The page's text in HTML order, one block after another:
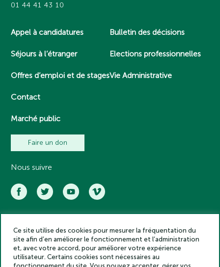
01 44 41 43 10
Appel à candidatures
Séjours à l’étranger
Offres d’emploi et de stages
Contact
Marché public
Bulletin des décisions
Elections professionnelles
Vie Administrative
Faire un don
Nous suivre
Académie des inscriptions et belles lettres – Tous droits réservés
2025
Politique de confidentialité
Mentions légales
Ce site utilise des cookies pour mesurer la fréquentation du
site afin d’en améliorer le fonctionnement et l’administration
et, avec votre accord, pour améliorer votre expérience
utilisateur. Certains cookies sont nécessaires au